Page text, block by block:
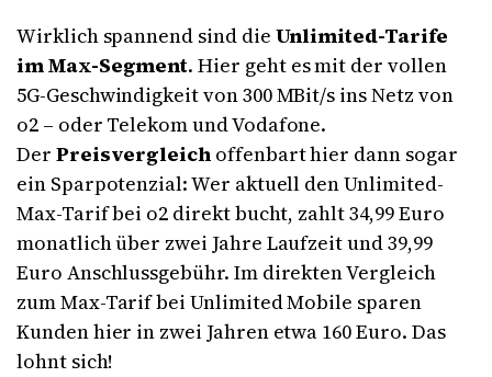
Wirklich spannend sind die Unlimited-Tarife
im Max-Segment. Hier geht es mit der vollen
5G-Geschwindigkeit von 300 MBit/s ins Netz von
o2 – oder Telekom und Vodafone.
Der Preisvergleich offenbart hier dann sogar
ein Sparpotenzial: Wer aktuell den Unlimited-
Max-Tarif bei o2 direkt bucht, zahlt 34,99 Euro
monatlich über zwei Jahre Laufzeit und 39,99
Euro Anschlussgebühr. Im direkten Vergleich
zum Max-Tarif bei Unlimited Mobile sparen
Kunden hier in zwei Jahren etwa 160 Euro. Das
lohnt sich!